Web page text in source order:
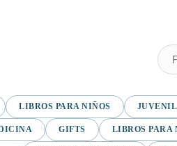
LIBROS PARA NIÑOS JUVENIL
GIFTS LIBROS PARA